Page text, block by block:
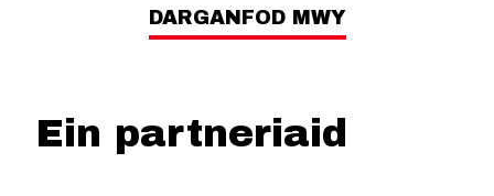
DARGANFOD MWY
Ein partneriaid